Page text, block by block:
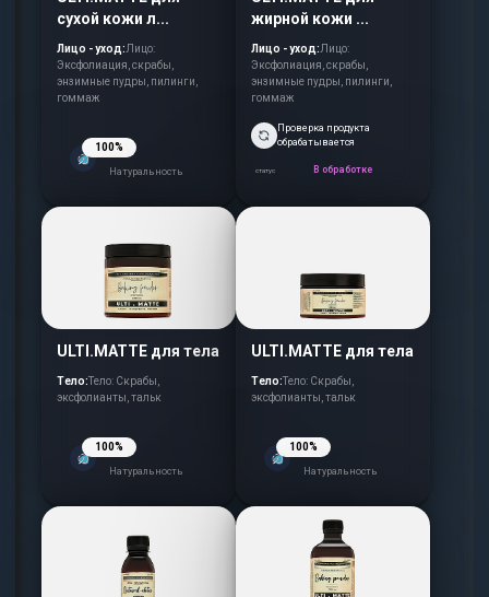
сухой кожи л...
Лицо - уход:Лицо:
Эксфолиация, скрабы,
энзимные пудры, пилинги,
гоммаж
100%
Натуральность
жирной кожи ...
Лицо - уход:Лицо:
Эксфолиация, скрабы,
энзимные пудры, пилинги,
гоммаж
Проверка продукта
обрабатывается
статус В обработке
ULTI.MATTE для тела
Тело:Тело: Скрабы,
эксфолианты, тальк
100%
Натуральность
ULTI.MATTE для тела
Тело:Тело: Скрабы,
эксфолианты, тальк
100%
Натуральность